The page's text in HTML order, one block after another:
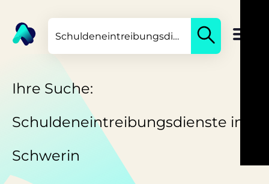
Ihre Suche:
Schuldeneintreibungsdienste in
Schwerin